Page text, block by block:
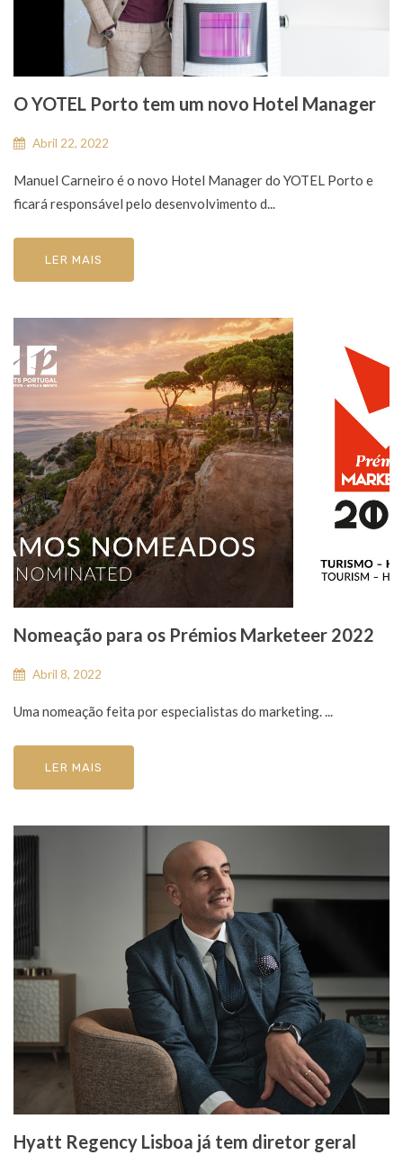
O YOTEL Porto tem um novo Hotel Manager
Abril 22, 2022
Manuel Carneiro é o novo Hotel Manager do YOTEL Porto e
ficará responsável pelo desenvolvimento d...
LER MAIS
Nomeação para os Prémios Marketeer 2022
Abril 8, 2022
Uma nomeação feita por especialistas do marketing. ...
LER MAIS
Hyatt Regency Lisboa já tem diretor geral